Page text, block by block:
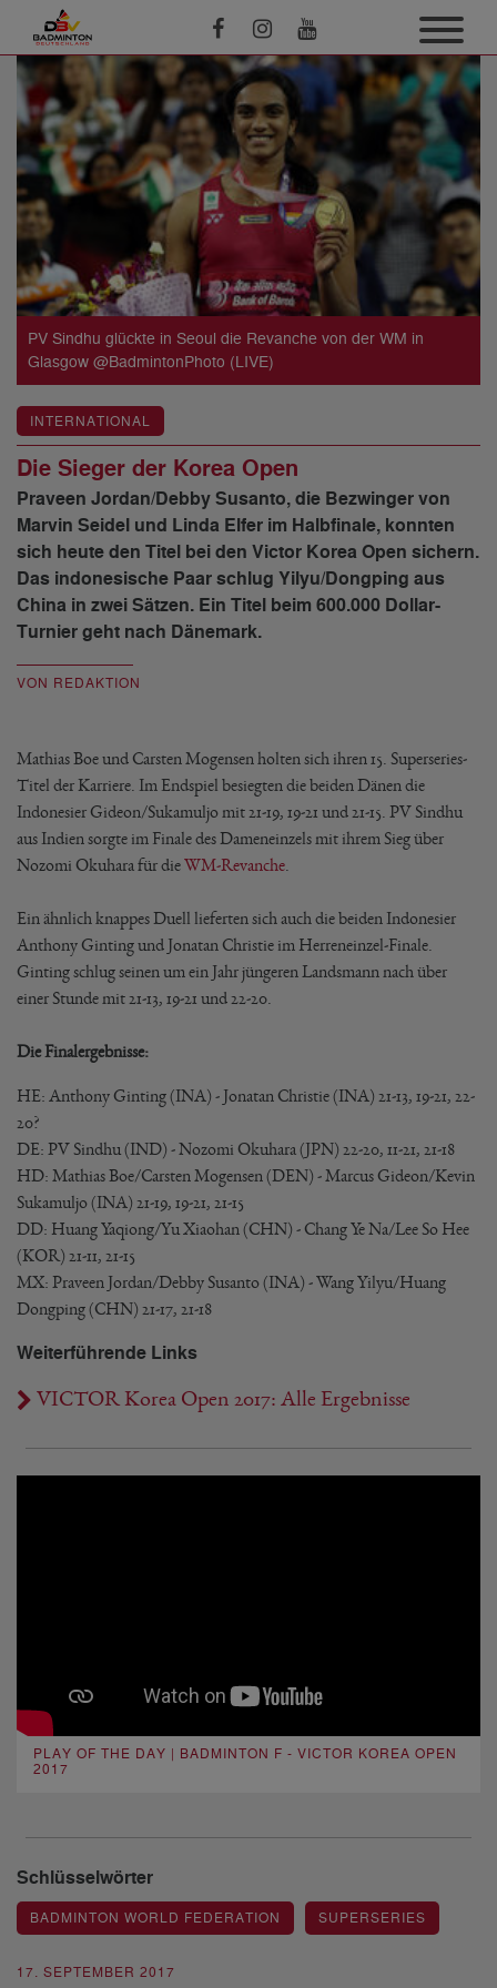
PV Sindhu glückte in Seoul die Revanche von der WM in
Glasgow @BadmintonPhoto (LIVE)
17. SEPTEMBER 2017
INTERNATIONAL
Die Sieger der Korea Open
Praveen Jordan/Debby Susanto, die Bezwinger von
Marvin Seidel und Linda Elfer im Halbfinale, konnten
sich heute den Titel bei den Victor Korea Open sichern.
Das indonesische Paar schlug Yilyu/Dongping aus
China in zwei Sätzen. Ein Titel beim 600.000 Dollar-
Turnier geht nach Dänemark.
VON REDAKTION
Mathias Boe und Carsten Mogensen holten sich ihren 15. Superseries-
Titel der Karriere. Im Endspiel besiegten die beiden Dänen die
Indonesier Gideon/Sukamuljo mit 21-19, 19-21 und 21-15. PV Sindhu
aus Indien sorgte im Finale des Dameneinzels mit ihrem Sieg über
Nozomi Okuhara für dieWM-Revanche
Ein ähnlich knappes Duell lieferten sich auch die beiden Indonesier
Anthony Ginting und Jonatan Christie im Herreneinzel-Finale.
Ginting schlug seinen um ein Jahr jüngeren Landsmann nach über
einer Stunde mit 21-13, 19-21 und 22-20.
Die Finalergebnisse:
HE: Anthony Ginting (INA) - Jonatan Christie (INA) 21-13, 19-21, 22-
20?
DE: PV Sindhu (IND) - Nozomi Okuhara (JPN) 22-20, 11-21, 21-18
HD: Mathias Boe/Carsten Mogensen (DEN) - Marcus Gideon/Kevin
Sukamuljo (INA) 21-19, 19-21, 21-15
DD: Huang Yaqiong/Yu Xiaohan (CHN) - Chang Ye Na/Lee So Hee
(KOR) 21-11, 21-15
MX: Praveen Jordan/Debby Susanto (INA) - Wang Yilyu/Huang
Dongping (CHN) 21-17, 21-18
Weiterführende Links
VICTOR Korea Open 2017: Alle Ergebnisse
PLAY OF THE DAY | BADMINTON F - VICTOR KOREA OPEN
2017
Schlüsselwörter
BADMINTON WORLD FEDERATION SUPERSERIES